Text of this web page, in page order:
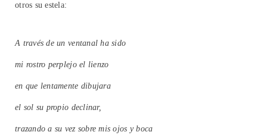
otros su estela:
A través de un ventanal ha sido
mi rostro perplejo el lienzo
en que lentamente dibujara
el sol su propio declinar,
trazando a su vez sobre mis ojos y boca